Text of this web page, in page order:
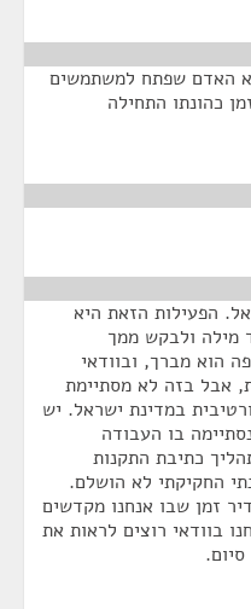
האדם שפתח למשתמשים
כהונתו התחילה
הפעילות הזאת היא
מילה ולבקש ממך
הוא מברך, ובוודאי
אבל בזה לא מסתיימת
במדינת ישראל. יש
בו העבודה
כתיבת התקנות
החקיקתי לא הושלם.
זמן שבו אנחנו מקדשים
בוודאי רוצים לראות את